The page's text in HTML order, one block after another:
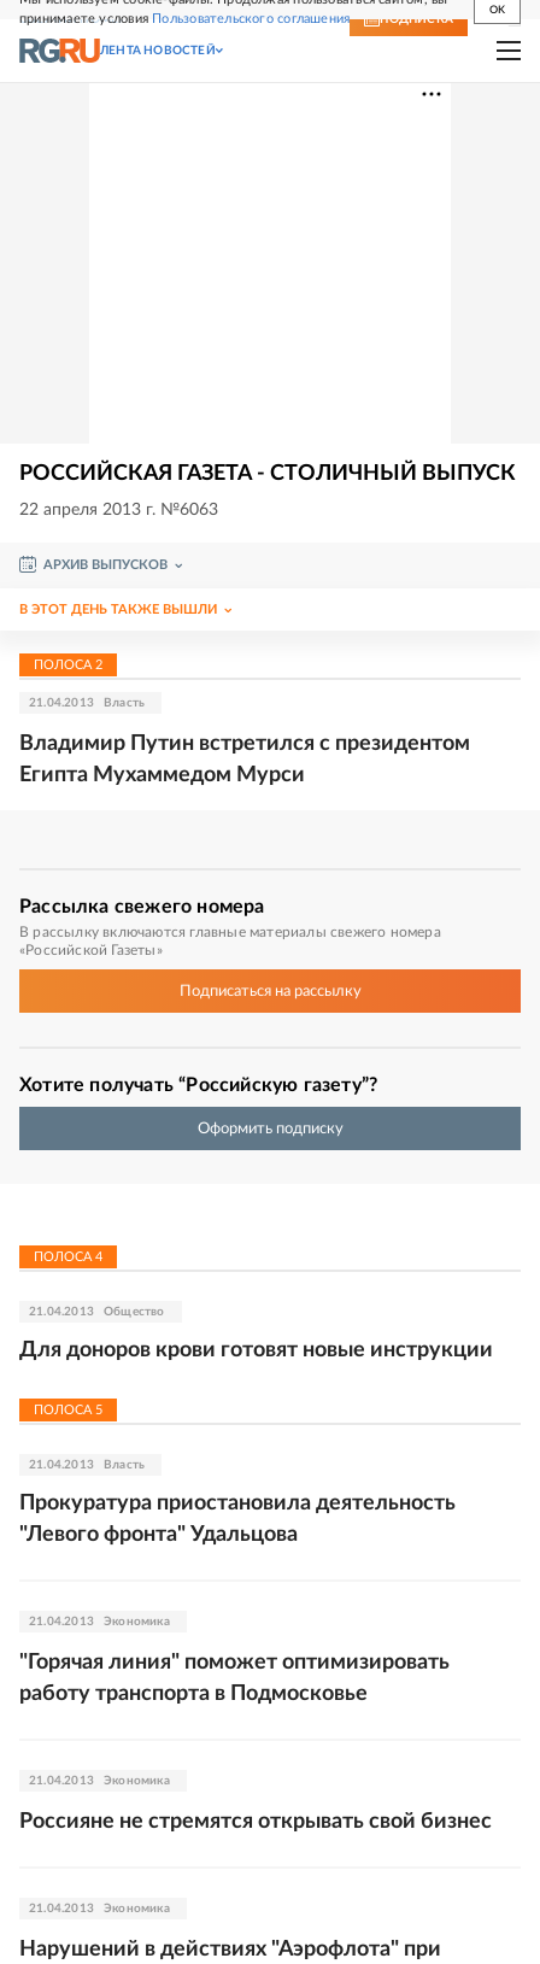
принимаете условия Пользовательского соглашения
OK
СВЕЖИЙ НОМЕР ПОДПИСКА
ЛЕНТА НОВОСТЕЙ
РОССИЙСКАЯ ГАЗЕТА - СТОЛИЧНЫЙ ВЫПУСК
22 апреля 2013 г. №6063
АРХИВ ВЫПУСКОВ
В ЭТОТ ДЕНЬ ТАКЖЕ ВЫШЛИ
ПОЛОСА 2
21.04.2013 Власть
Владимир Путин встретился с президентом
Египта Мухаммедом Мурси
Рассылка свежего номера
В рассылку включаются главные материалы свежего номера
«Российской Газеты»
Подписатьсяна рассылку
Хотите получать “Российскую газету”?
Оформить подписку
ПОЛОСА 4
21.04.2013 Общество
Для доноров крови готовят новые инструкции
ПОЛОСА 5
21.04.2013 Власть
Прокуратура приостановила деятельность
"Левого фронта" Удальцова
21.04.2013 Экономика
"Горячая линия" поможет оптимизировать
работу транспорта в Подмосковье
21.04.2013 Экономика
Россияне не стремятся открывать свой бизнес
21.04.2013 Экономика
Нарушений в действиях "Аэрофлота" при